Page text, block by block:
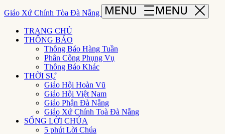
Giáo Xứ Chính Tòa Đà Nẵng
TRANG CHỦ
THÔNG BÁO
Thông Báo Hàng Tuần
Phân Công Phụng Vụ
Thông Báo Khác
THỜI SỰ
Giáo Hội Hoàn Vũ
Giáo Hội Việt Nam
Giáo Phận Đà Nẵng
Giáo Xứ Chính Toà Đà Nẵng
SỐNG LỜI CHÚA
5 phút Lời Chúa